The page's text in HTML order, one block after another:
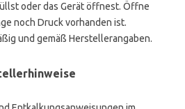
oder das Gerät öffnest. Öffne
noch Druck vorhanden ist.
und gemäß Herstellerangaben.